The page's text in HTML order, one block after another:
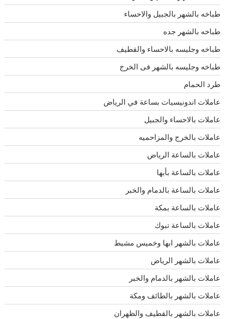
طباخه بالشهر بالجبيل والاحساء
طباخه بالشهر جده
طباخه وجليسه بالاحساء والقطيف
طباخه وجليسه بالشهر فى الخرج
طرد الحمام
عاملات اندونيسيات بساعة في الرياض
عاملات بالاحساء والجبيل
عاملات بالخرج والمزاحميه
عاملات بالساعة الرياض
عاملات بالساعة بأبها
عاملات بالساعة بالدمام والخبر
عاملات بالساعة بمكة
عاملات بالساعة تبوك
عاملات بالشهر ابها وخميس مشيط
عاملات بالشهر الرياض
عاملات بالشهر بالدمام والخبر
عاملات بالشهر بالطائف ومكة
عاملات بالشهر بالقطيف والظهران